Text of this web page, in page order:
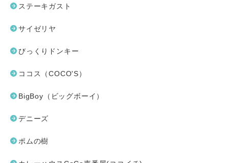
ステーキガスト
サイゼリヤ
びっくりドンキー
ココス（COCO'S）
BigBoy（ビッグボーイ）
デニーズ
ポムの樹